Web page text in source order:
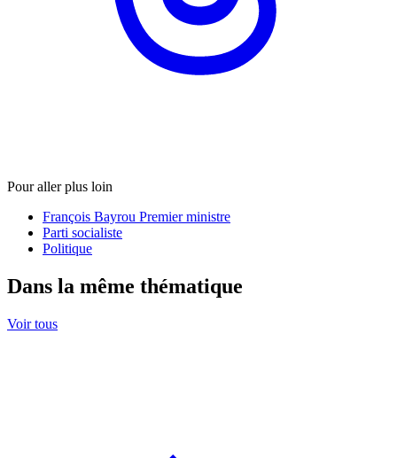
Pour aller plus loin
François Bayrou Premier ministre
Parti socialiste
Politique
Dans la même thématique
Voir tous